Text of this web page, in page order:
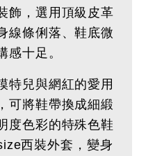
飾，選用頂級皮革
線條俐落、鞋底微
感十足。
特兒與網紅的愛用
可將鞋帶換成細緞
度色彩的特殊色鞋
西裝外套，變身